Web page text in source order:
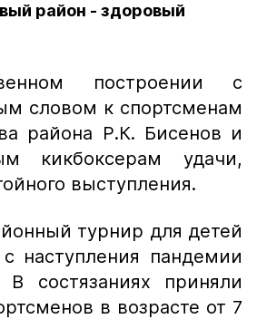
район - здоровый
построении с
словом к спортсменам
района Р.К. Бисенов и
кикбоксерам удачи,
выступления.
турнир для детей
наступления пандемии
В состязаниях приняли
в возрасте от 7